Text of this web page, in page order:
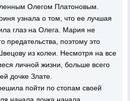
Олегом Платоновым.
узнала о том, что ее лучшая
глаз на Олега. Мария не
предательства, поэтому это
из колеи. Несмотря на все
личной жизни, больше всего
дочке Злате.
пойти по стопам своей